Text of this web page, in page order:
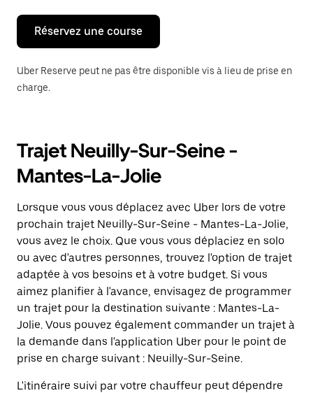
pour
fermer
calendrier.
Réservez une course
Uber Reserve peut ne pas être disponible vis à lieu de prise en
charge.
Trajet Neuilly-Sur-Seine -
Mantes-La-Jolie
Lorsque vous vous déplacez avec Uber lors de votre
prochain trajet Neuilly-Sur-Seine - Mantes-La-Jolie,
vous avez le choix. Que vous vous déplaciez en solo
ou avec d'autres personnes, trouvez l'option de trajet
adaptée à vos besoins et à votre budget. Si vous
aimez planifier à l'avance, envisagez de programmer
un trajet pour la destination suivante : Mantes-La-
Jolie. Vous pouvez également commander un trajet à
la demande dans l'application Uber pour le point de
prise en charge suivant : Neuilly-Sur-Seine.
L'itinéraire suivi par votre chauffeur peut dépendre